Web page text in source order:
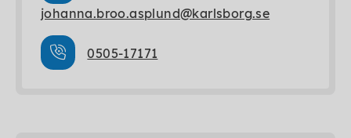
johanna.broo.asplund@karlsborg.se
0505-17171